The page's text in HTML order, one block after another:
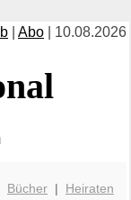
Abo | 10.08.2026
Bücher | Heiraten